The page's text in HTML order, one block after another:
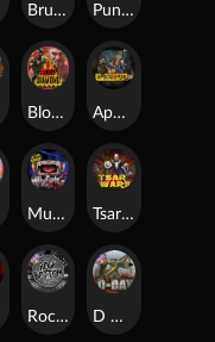
Blood Diamond
Tsar Wars
Brute Force
Munchies
Apocalypse Super xNudge
Rock Bottom
Punk Toilet
D Day